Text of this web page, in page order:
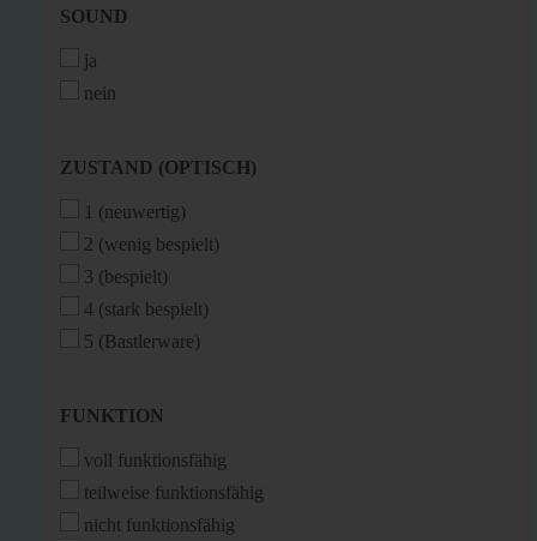
SOUND
SOUND
ja
nein
ZUSTAND
ZUSTAND (OPTISCH)
1 (neuwertig)
2 (wenig bespielt)
3 (bespielt)
4 (stark bespielt)
5 (Bastlerware)
FUNKTION
FUNKTION
voll funktionsfähig
teilweise funktionsfähig
nicht funktionsfähig